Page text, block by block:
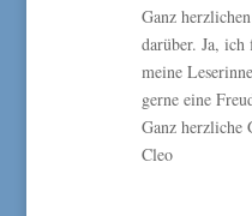
Ganz
darüber. Ja, ich
meine
gerne eine
Ganz herzliche
Cleo